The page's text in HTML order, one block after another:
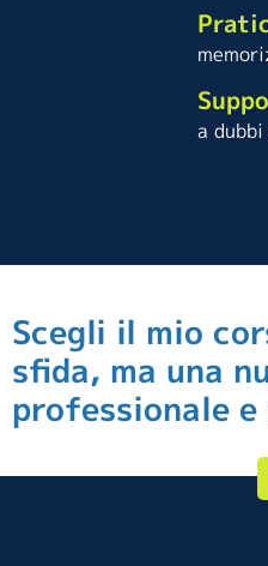
a
Scegli il mio
sfida, ma una
professionale e